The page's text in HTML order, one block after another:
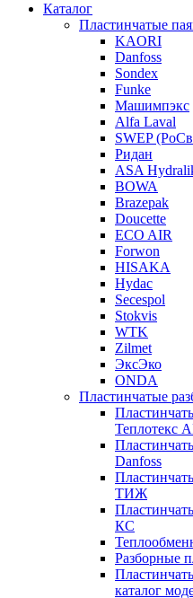
Каталог
Пластинчатые
KAORI
Danfoss
Sondex
Funke
Машимпэкс
Alfa Laval
SWEP
Ридан
ASA
BOWA
Brazepak
Doucette
ECO AIR
Forwon
HISAKA
Hydac
Secespol
Stokvis
WTK
Zilmet
ЭксЭко
ONDA
Пластинчатые
Теплотекс
Danfoss
ТИЖ
КC
Разборные
каталог